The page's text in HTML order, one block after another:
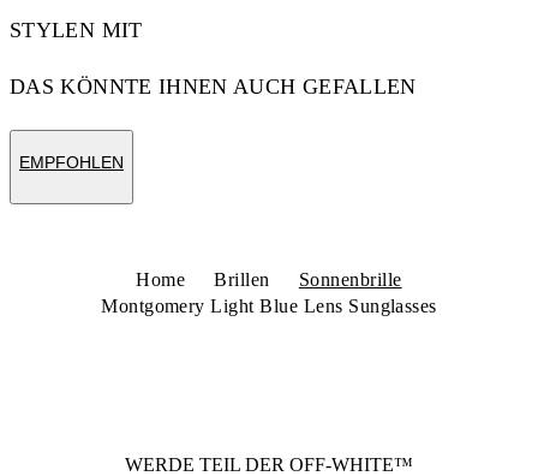
STYLEN MIT
DAS KÖNNTE IHNEN AUCH GEFALLEN
EMPFOHLEN
Home Brillen
Sonnenbrille
Montgomery Light Blue Lens Sunglasses
WERDE TEIL DER OFF-WHITE™